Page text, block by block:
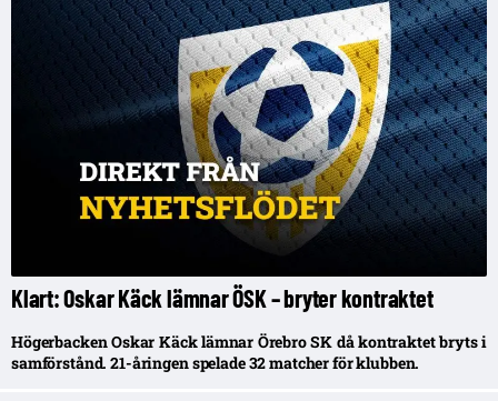
Klart: Oskar Käck lämnar ÖSK – bryter kontraktet
Högerbacken Oskar Käck lämnar Örebro SK då kontraktet bryts i
samförstånd. 21-åringen spelade 32 matcher för klubben.